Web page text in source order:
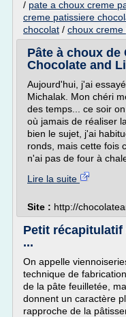
/ pate a choux creme
creme patissiere
chocolat / choux creme
Pâte à choux
Chocolate and
Aujourd'hui, j'ai
Michalak. Mon chéri
des temps... ce soir
où jamais de réaliser
bien le sujet, j'ai
ronds, mais cette fois
n'ai pas de four à
Lire la suite
Site : http://
Petit
...
On appelle
technique de
de la pâte feuilletée,
donnent un caractère
rapproche de la